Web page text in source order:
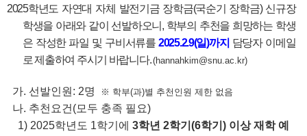
2025학년도 자연대 자체 발전기금 장학금(국순기 장학금) 신규장
학생을 아래와 같이 선발하오니, 학부의 추천을 희망하는 학생
은 작성한 파일 및 구비서류를2025.2.9(일)까지 담당자 이메일
로 제출하여 주시기 바랍니다.(hannahkim@snu.ac.kr)
가. 선발인원: 2명 ※ 학부(과)별 추천인원 제한 없음
나. 추천요건(모두 충족 필요)
1) 2025학년도 1학기에 3학년 2학기(6학기) 이상 재학 예